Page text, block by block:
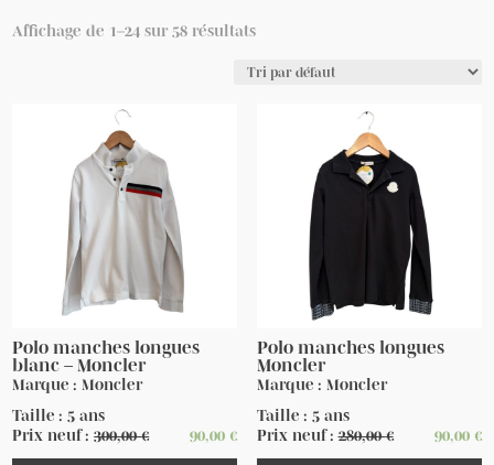
Affichage de 1–24 sur 58 résultats
Polo manches longues
blanc – Moncler
Marque : Moncler
Taille : 5 ans
Prix neuf :300,00€ 90,00 €
Polo manches longues
Moncler
Marque : Moncler
Taille : 5 ans
Prix neuf :280,00€ 90,00 €